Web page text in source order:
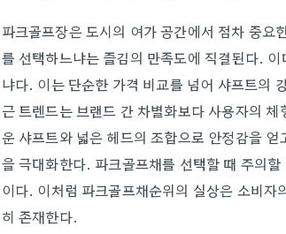
파크골프장은 도시의 여가 공간에서 점차 중
를 선택하느냐는 즐김의 만족도에 직결된다.
냐다. 이는 단순한 가격 비교를 넘어 샤프트의
근 트렌드는 브랜드 간 차별화보다 사용자의
운 샤프트와 넓은 헤드의 조합으로 안정감을
을 극대화한다. 파크골프채를 선택할 때 주의
이다. 이처럼 파크골프채순위의 실상은 소비
히 존재한다.